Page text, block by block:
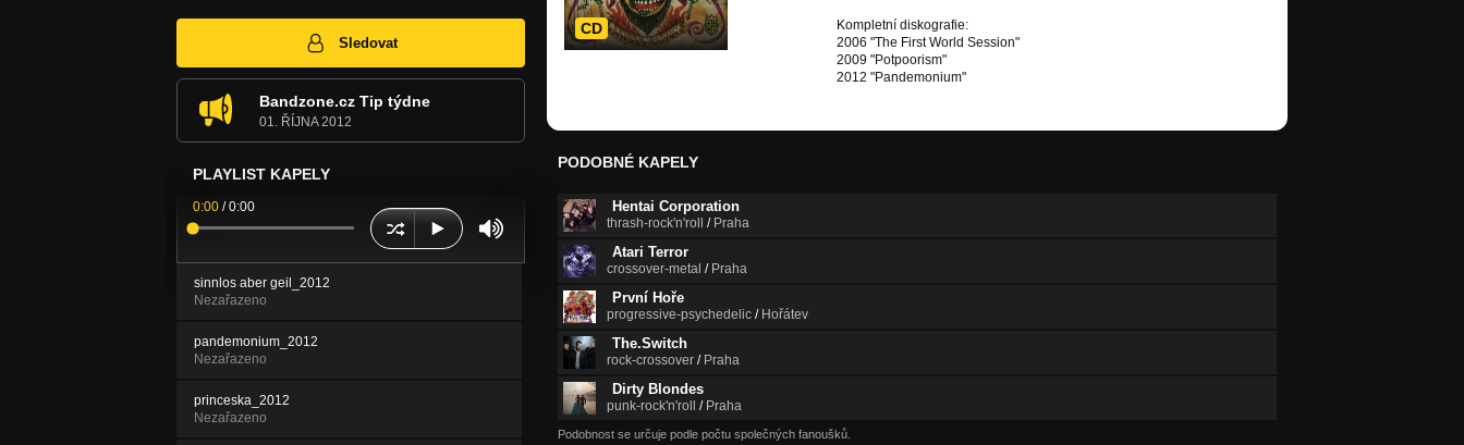
Sledovat
Bandzone.cz Tip týdne
01. ŘÍJNA 2012
PLAYLIST KAPELY
0:00 /0:00
sinnlos aber geil_2012
Nezařazeno
pandemonium_2012
Nezařazeno
princeska_2012
Nezařazeno
CD
Kompletní diskografie:
2006 "The First World Session"
2009 "Potpoorism"
2012 "Pandemonium"
PODOBNÉ KAPELY
Hentai Corporation
thrash-rock'n'roll / Praha
Atari Terror
crossover-metal / Praha
První Hoře
progressive-psychedelic / Hořátev
The.Switch
rock-crossover / Praha
Dirty Blondes
punk-rock'n'roll / Praha
Podobnost se určuje podle počtu společných fanoušků.